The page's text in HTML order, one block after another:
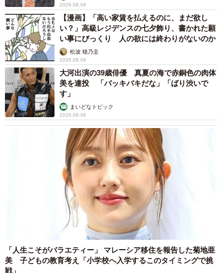
2026.08.06
【漫画】「高い家賃を払えるのに、まだ欲し
い？」高級レジデンスの七夕飾り、書かれた願
い事にびっくり 人の欲には終わりがないのか
松波 穂乃圭
2026.08.06
大河出演の39歳俳優 真夏の海で赤銅色の肉体
美を連投 「バッキバキだな」「ばり渋いで
す」
まいどなトピック
2026.08.06
「人生こそがバラエティー」 マレーシア移住を報告した菊地亜
美 子どもの教育考え「小学校へ入学するこのタイミングで挑
戦」